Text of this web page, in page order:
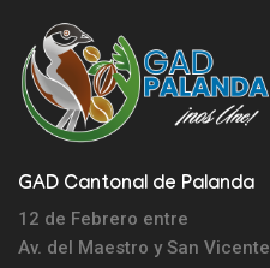
GAD Cantonal de Palanda
12 de Febrero entre
Av. del Maestro ySan Vicente